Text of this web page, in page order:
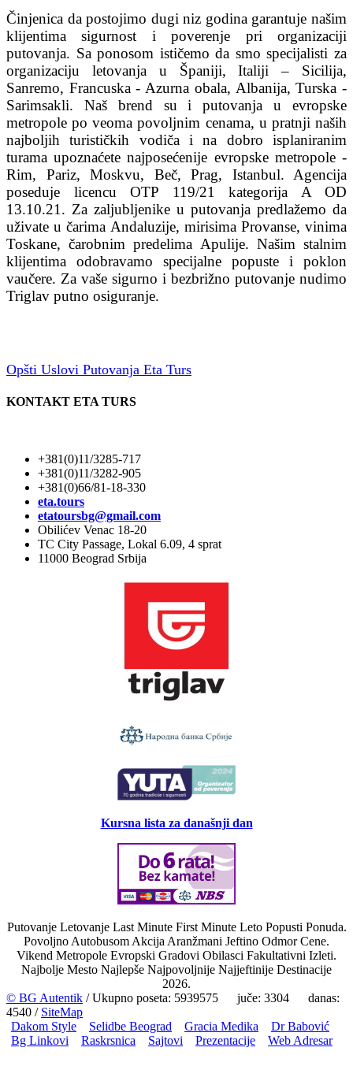
Činjenica da postojimo dugi niz godina garantuje našim
klijentima sigurnost i poverenje pri organizaciji
putovanja. Sa ponosom ističemo da smo specijalisti za
organizaciju letovanja u Španiji, Italiji – Sicilija,
Sanremo, Francuska - Azurna obala, Albanija, Turska -
Sarimsakli. Naš brend su i putovanja u evropske
metropole po veoma povoljnim cenama, u pratnji naših
najboljih turističkih vodiča i na dobro isplaniranim
turama upoznaćete najposećenije evropske metropole -
Rim, Pariz, Moskvu, Beč, Prag, Istanbul. Agencija
poseduje licencu OTP 119/21 kategorija A OD
13.10.21. Za zaljubljenike u putovanja predlažemo da
uživate u čarima Andaluzije, mirisima Provanse, vinima
Toskane, čarobnim predelima Apulije. Našim stalnim
klijentima odobravamo specijalne popuste i poklon
vaučere. Za vaše sigurno i bezbrižno putovanje nudimo
Triglav putno osiguranje.
Opšti Uslovi Putovanja Eta Turs
KONTAKT ETA TURS
+381(0)11/3285-717
+381(0)11/3282-905
+381(0)66/81-18-330
eta.tours
etatoursbg@gmail.com
Obilićev Venac 18-20
TC City Passage, Lokal 6.09, 4 sprat
11000 Beograd Srbija
Kursna lista za današnji dan
Putovanje Letovanje Last Minute First Minute Leto Popusti Ponuda.
Povoljno Autobusom Akcija Aranžmani Jeftino Odmor Cene.
Vikend Metropole Evropski Gradovi Obilasci Fakultativni Izleti.
Najbolje Mesto Najlepše Najpovoljnije Najjeftinije Destinacije
2026.
© BG Autentik / Ukupno poseta: 5939575 juče: 3304 danas:
4540 / SiteMap
Dakom Style
Selidbe Beograd Gracia Medika
Dr Babović
Bg Linkovi
Raskrsnica Sajtovi Prezentacije Web Adresar